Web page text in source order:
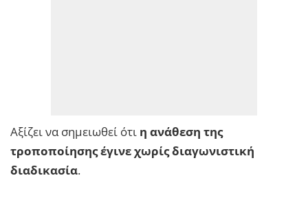
Αξίζει να σημειωθεί ότι η ανάθεση της
τροποποίησης έγινε χωρίς διαγωνιστική
διαδικασία.